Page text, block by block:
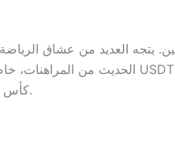
كأسالتي قد تشهد الكثير من المراهنات المثيرة.